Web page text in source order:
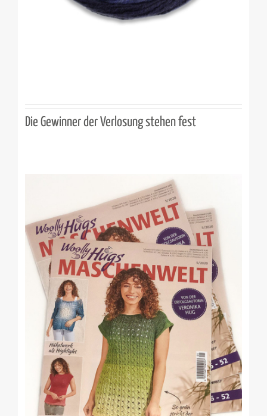
Die Gewinner der Verlosung stehen fest